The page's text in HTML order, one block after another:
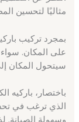
مثاليًا لتحسين
بمجرد تركيب
على المكان.
سيتحول المكان
باختصار، باركيه
الذي ترغب في
وسهولة الصيانة.